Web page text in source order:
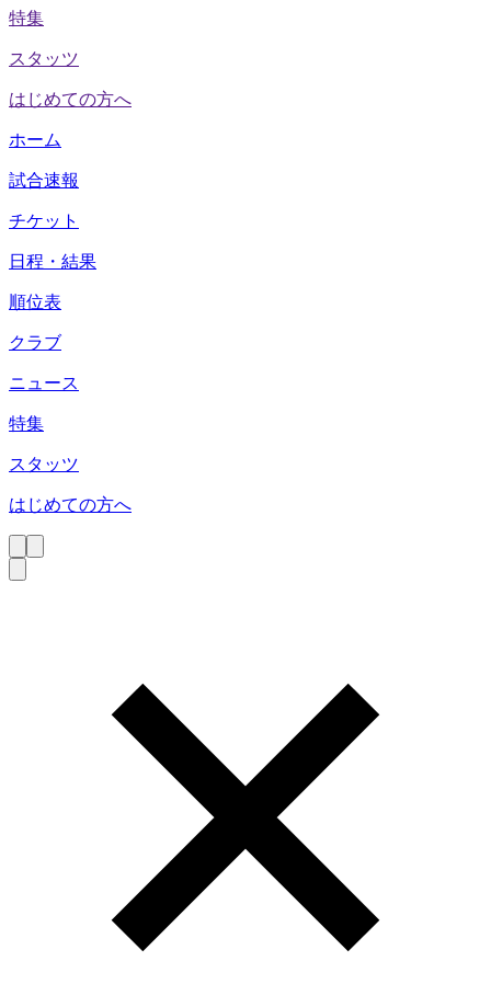
特集
スタッツ
はじめての方へ
ホーム
試合速報
チケット
日程・結果
順位表
クラブ
ニュース
特集
スタッツ
はじめての方へ